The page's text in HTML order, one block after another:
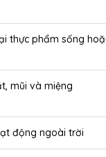
thực phẩm sống
mũi và miệng
động ngoài trời